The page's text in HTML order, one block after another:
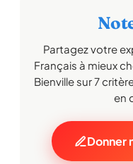
Partagez votre
Français à mieux
Bienville sur 7
en
Donner